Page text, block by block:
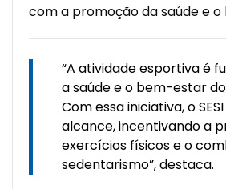
com a promoção da saúde e
“A atividade esportiva é
a saúde e o bem-estar
Com essa iniciativa, o
alcance,incentivandoa
exercícios físicos e o
sedentarismo”, destaca.